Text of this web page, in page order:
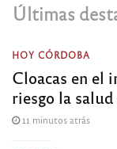
Últimas
HOY CÓRDOBA
Cloacas en el
riesgo la
11 minutos atrás